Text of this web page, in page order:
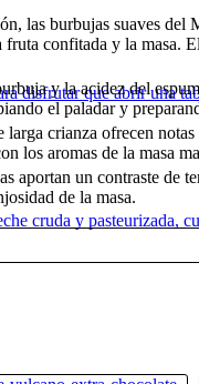
disfrutar que abrir una
cruda y pasteurizada,
las burbujas suaves del
fruta confitada y la masa.
y la acidez del
el paladar y
larga crianza ofrecen
los aromas de la masa
aportan un contraste de
de la masa.